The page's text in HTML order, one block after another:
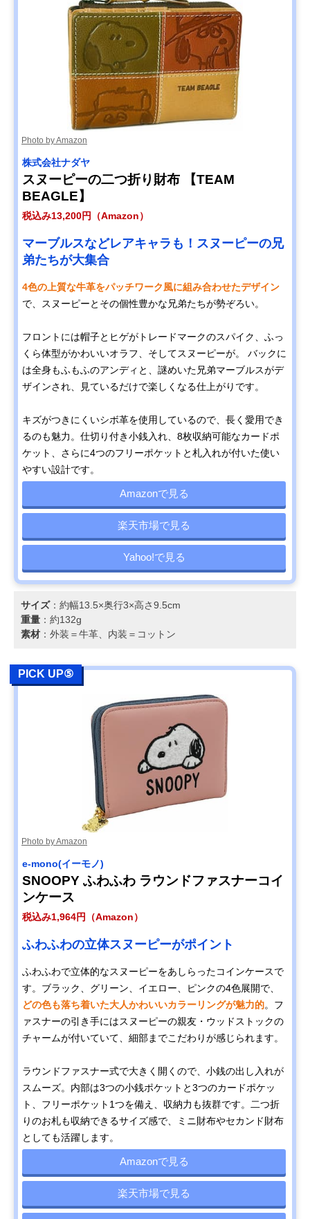
Photo by Amazon
株式会社ナダヤ
スヌーピーの二つ折り財布 【TEAM
BEAGLE】
税込み13,200円（Amazon）
マーブルスなどレアキャラも！スヌーピーの兄
弟たちが大集合
4色の上質な牛革をパッチワーク風に組み合わせたデザイン
で、スヌーピーとその個性豊かな兄弟たちが勢ぞろい。
フロントには帽子とヒゲがトレードマークのスパイク、ふっ
くら体型がかわいいオラフ、そしてスヌーピーが。 バックに
は全身もふもふのアンディと、謎めいた兄弟マーブルスがデ
ザインされ、見ているだけで楽しくなる仕上がりです。
キズがつきにくいシボ革を使用しているので、長く愛用でき
るのも魅力。仕切り付き小銭入れ、8枚収納可能なカードポ
ケット、さらに4つのフリーポケットと札入れが付いた使い
やすい設計です。
Amazonで見る
楽天市場で見る
Yahoo!で見る
サイズ：約幅13.5×奥行3×高さ9.5cm
重量 ：約132g
素材 ：外装＝牛革、内装＝コットン
PICK UP⑤
Photo by Amazon
e-mono(イーモノ)
SNOOPY ふわふわ ラウンドファスナーコイ
ンケース
税込み1,964円（Amazon）
ふわふわの立体スヌーピーがポイント
ふわふわで立体的なスヌーピーをあしらったコインケースで
す。ブラック、グリーン、イエロー、ピンクの4色展開で、
どの色も落ち着いた大人かわいいカラーリングが魅力的。フ
ァスナーの引き手にはスヌーピーの親友・ウッドストックの
チャームが付いていて、細部までこだわりが感じられます。
ラウンドファスナー式で大きく開くので、小銭の出し入れが
スムーズ。内部は3つの小銭ポケットと3つのカードポケッ
ト、フリーポケット1つを備え、収納力も抜群です。二つ折
りのお札も収納できるサイズ感で、ミニ財布やセカンド財布
としても活躍します。
Amazonで見る
楽天市場で見る